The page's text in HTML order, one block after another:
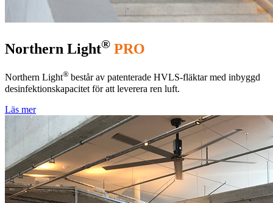
Northern Light® PRO
Northern Light® består av patenterade HVLS-fläktar med inbyggd
desinfektionskapacitet för att leverera ren luft.
Läs mer